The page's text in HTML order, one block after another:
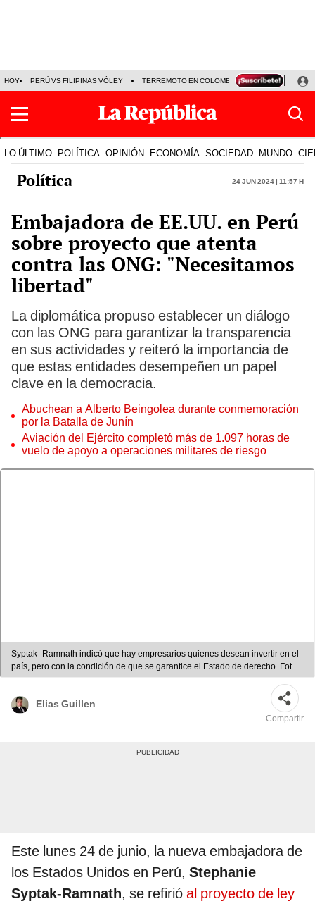
HOY PERÚ VS FILIPINAS VÓLEY TERREMOTO EN COLOMBIA EN VIVO
LO ÚLTIMO POLÍTICA OPINIÓN ECONOMÍA SOCIEDAD MUNDO
Política 24 Jun 2024 | 11:57 h
Embajadora de EE.UU. en Perú
sobre proyecto que atenta
contra las ONG: "Necesitamos
libertad"
La diplomática propuso establecer un diálogo
con las ONG para garantizar la transparencia
en sus actividades y reiteró la importancia de
que estas entidades desempeñen un papel
clave en la democracia.
Abuchean a Alberto Beingolea durante conmemoración
por la Batalla de Junín
Aviación del Ejército completó más de 1.097 horas de
vuelo de apoyo a operaciones militares de riesgo
Syptak- Ramnath indicó que hay empresarios quienes desean invertir en el
país, pero con la condición de que se garantice el Estado de derecho. Foto:
Stephanie Syptak-Ramnath
Elias Guillen
Compartir
Este lunes 24 de junio, la nueva embajadora de
los Estados Unidos en Perú, Stephanie
Syptak-Ramnath, se refirió al proyecto de ley